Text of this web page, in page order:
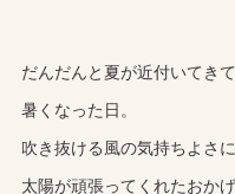
だんだんと夏が近付いてきて
暑くなった日。
吹き抜ける風の気持ちよさ
太陽が頑張ってくれたおか